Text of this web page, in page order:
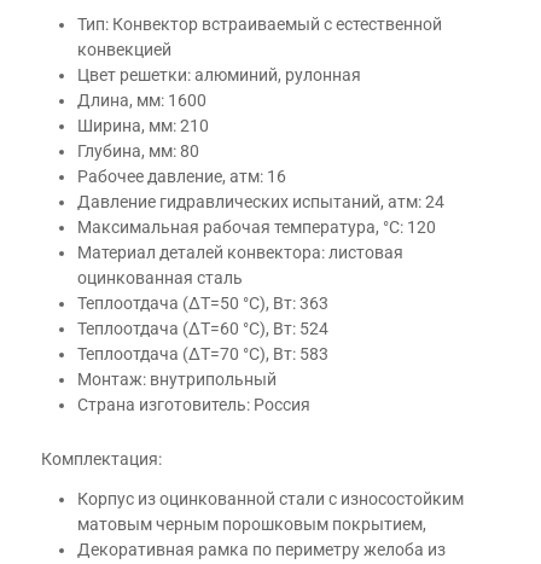
Тип: Конвектор встраиваемый с естественной
конвекцией
Цвет решетки: алюминий, рулонная
Длина, мм: 1600
Ширина, мм: 210
Глубина, мм: 80
Рабочее давление, атм: 16
Давление гидравлических испытаний, атм: 24
Максимальная рабочая температура, °С: 120
Материал деталей конвектора: листовая
оцинкованная сталь
Теплоотдача (ΔT=50 °C), Вт: 363
Теплоотдача (ΔT=60 °C), Вт: 524
Теплоотдача (ΔT=70 °C), Вт: 583
Монтаж: внутрипольный
Страна изготовитель: Россия
Комплектация:
Корпус из оцинкованной стали с износостойким
матовым черным порошковым покрытием,
Декоративная рамка по периметру желоба из